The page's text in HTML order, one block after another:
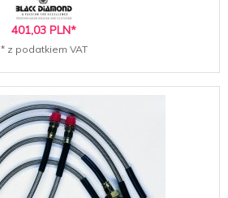
401,03 PLN*
* z podatkiem VAT